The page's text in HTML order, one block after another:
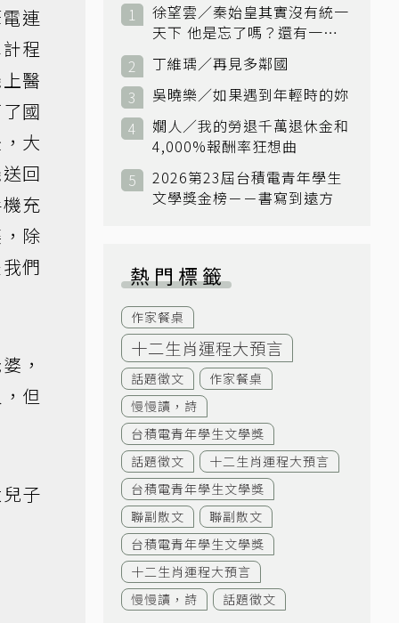
連
程
醫
國
大
回
充
除
們
，
但
子
徐望雲／秦始皇其實沒有統一
天下 他是忘了嗎？還有一個
小國：衛國
丁維瑀／再見多鄰國
吳曉樂／如果遇到年輕時的妳
嫺人／我的勞退千萬退休金和
4,000%報酬率狂想曲
2026第23屆台積電青年學生
文學獎金榜－－書寫到遠方
熱門標籤
作家餐桌
十二生肖運程大預言
話題徵文
作家餐桌
慢慢讀，詩
台積電青年學生文學獎
話題徵文
十二生肖運程大預言
台積電青年學生文學獎
聯副散文
聯副散文
台積電青年學生文學獎
十二生肖運程大預言
慢慢讀，詩
話題徵文